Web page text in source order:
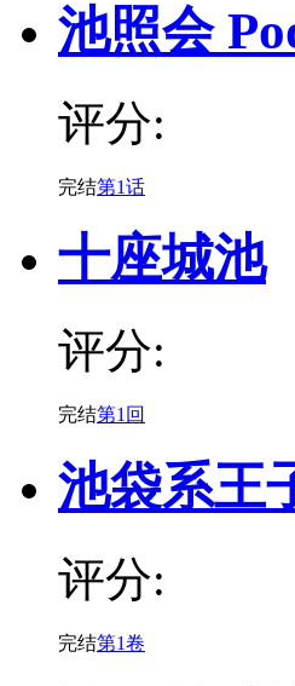
池照会
评分:
完结第1话
十座城池
评分:
完结第1回
池袋系王
评分:
完结第1卷